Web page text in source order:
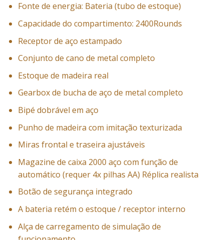
Fonte de energia: Bateria (tubo de estoque)
Capacidade do compartimento: 2400Rounds
Receptor de aço estampado
Conjunto de cano de metal completo
Estoque de madeira real
Gearbox de bucha de aço de metal completo
Bipé dobrável em aço
Punho de madeira com imitação texturizada
Miras frontal e traseira ajustáveis
Magazine de caixa 2000 aço com função de
automático (requer 4x pilhas AA) Réplica realista
Botão de segurança integrado
A bateria retém o estoque / receptor interno
Alça de carregamento de simulação de